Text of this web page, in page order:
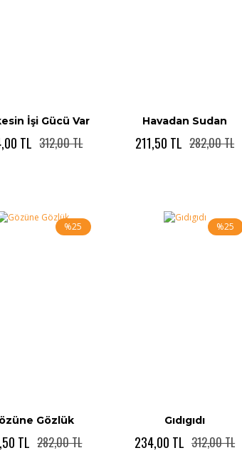
İşi Gücü Var
TL 312,00 TL
Havadan Sudan
211,50 TL 282,00 TL
%25
Gözlük
TL 282,00 TL
%25
Gıdıgıdı
234,00 TL 312,00 TL